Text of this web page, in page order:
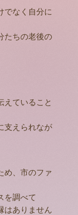
でなく自分に
たちの老後の
えていること
支えられなが
め、市のファ
を調べて
はありません